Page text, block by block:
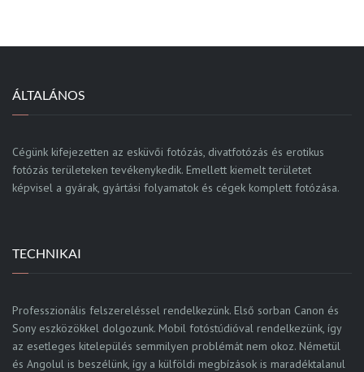
ÁLTALÁNOS
Cégünk kifejezetten az esküvői fotózás, divatfotózás és erotikus
fotózás területeken tevékenykedik. Emellett kiemelt területet
képvisel a gyárak, gyártási folyamatok és cégek komplett fotózása.
TECHNIKAI
Professzionális felszereléssel rendelkezünk. Első sorban Canon és
Sony eszközökkel dolgozunk. Mobil fotóstúdióval rendelkezünk, így
az esetleges kitelepülés semmilyen problémát nem okoz. Németül
és Angolul is beszélünk, így a külföldi megbízások is maradéktalanul